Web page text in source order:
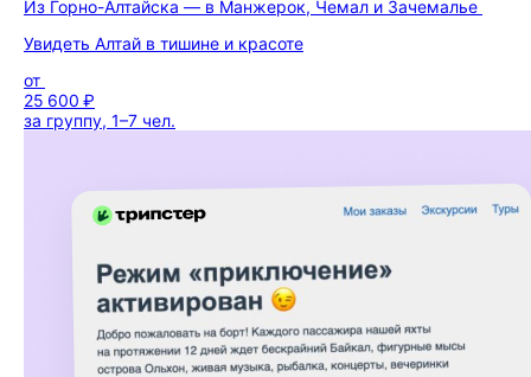
Из Горно-Алтайска — в Манжерок, Чемал и Зачемалье
Увидеть Алтай в тишине и красоте
от
25 600 ₽
за группу, 1–7 чел.